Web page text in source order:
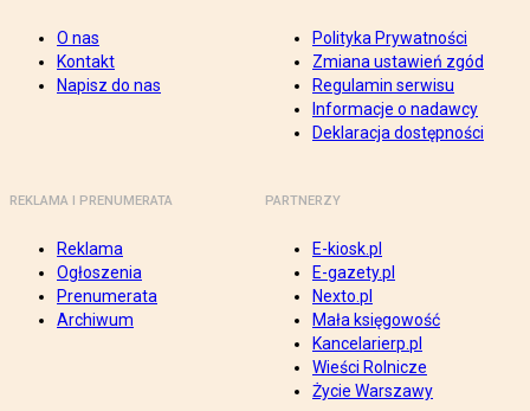
O nas
Kontakt
Napisz do nas
Polityka Prywatności
Zmiana ustawień zgód
Regulamin serwisu
Informacje o nadawcy
Deklaracja dostępności
REKLAMA I PRENUMERATA
Reklama
Ogłoszenia
Prenumerata
Archiwum
PARTNERZY
E-kiosk.pl
E-gazety.pl
Nexto.pl
Mała księgowość
Kancelarierp.pl
Wieści Rolnicze
Życie Warszawy